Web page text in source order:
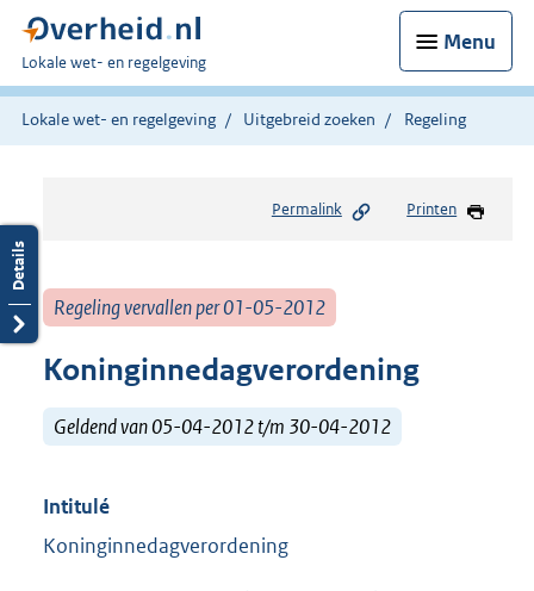
Menu
U
bent
hier:
Lokale wet- en regelgeving
Lokale wet- en regelgeving Uitgebreid zoeken Regeling
Permalink Printen
Regeling vervallen per 01-05-2012
Koninginnedagverordening
Geldend van 05-04-2012 t/m 30-04-2012
Intitulé
Koninginnedagverordening